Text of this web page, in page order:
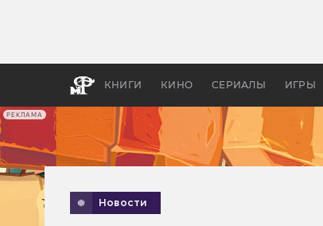
РЕКЛАМА
КНИГИ КИНО СЕРИАЛЫ ИГРЫ
Новости